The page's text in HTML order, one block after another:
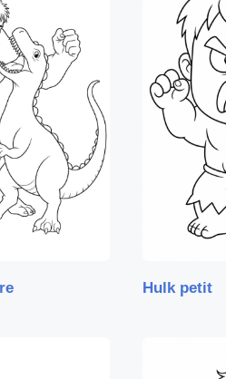
Hulk petit